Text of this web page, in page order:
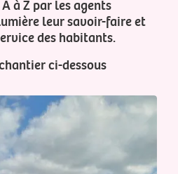
à Z par les agents
leur savoir-faire et
des habitants.
ci-dessous